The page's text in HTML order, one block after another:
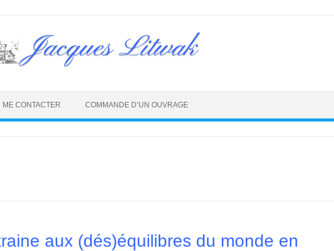
Jacques Litwak
ME CONTACTER COMMANDE D’UN OUVRAGE
aux (dés)équilibres du monde en